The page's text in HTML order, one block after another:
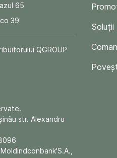
65
39
QGROUP
str. Alexandru
Soluții